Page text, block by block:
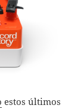
estos últimos